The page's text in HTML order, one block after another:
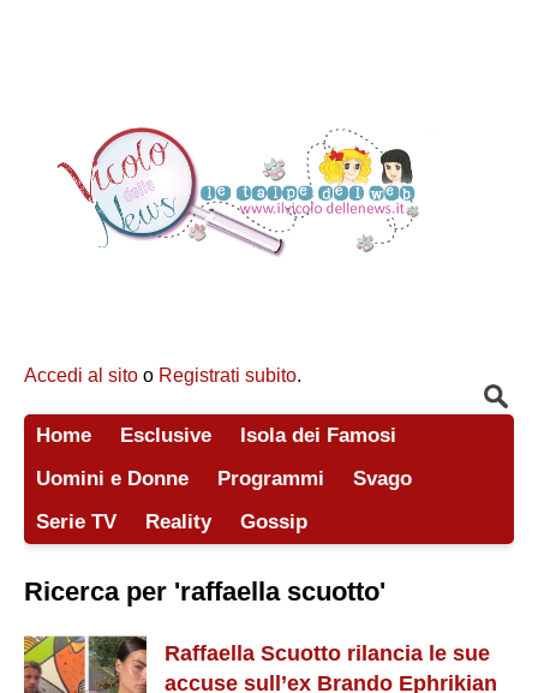
Accedi al sito o Registrati subito.
Home Esclusive
Isola dei Famosi
Uomini e Donne
Programmi
Svago
Serie TV
Reality Gossip
Ricerca per 'raffaella scuotto'
Raffaella Scuotto rilancia le sue
accuse sull’ex Brando Ephrikian